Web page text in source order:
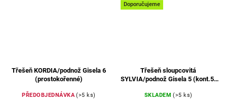
Třešeň KORDIA/podnož Gisela 6
(prostokořenné)
PŘEDOBJEDNÁVKA (>5 ks)
Doporučujeme
Třešeň sloupcovitá
SYLVIA/podnož Gisela 5 (kont.5-
SKLADEM (>5 ks)